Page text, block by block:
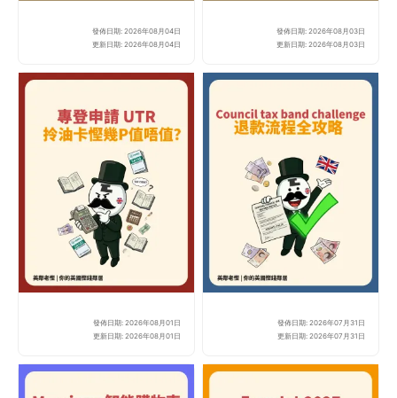
【英國火車優惠2026
發佈日期: 2026年08月04日
更新日期: 2026年08月04日
發佈日期: 2026年08月03日
更新日期: 2026年08月03日
【2026 英國油卡攻略
發佈日期: 2026年08月01日
更新日期: 2026年08月01日
發佈日期: 2026年07月31日
更新日期: 2026年07月31日